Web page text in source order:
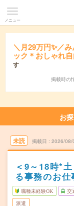
メニュー
＼月29万円✨／
ック＊おしゃれ
す
掲載時の
お
未読 掲載日 2026/08/
＜9～18時*
る事務のお
職種未経験OK 交
派遣